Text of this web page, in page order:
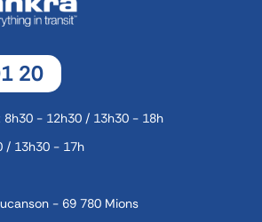
20
- 12h30 / 13h30 - 18h
/ 13h30 - 17h
- 69 780 Mions